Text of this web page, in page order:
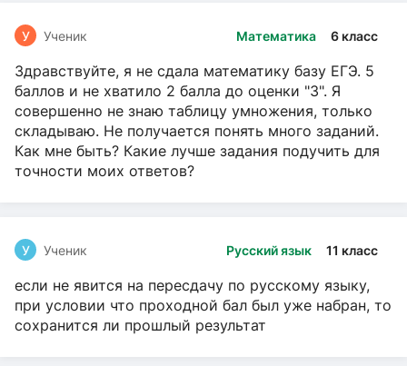
Математика 6 класс
У Ученик
Здравствуйте, я не сдала математику базу ЕГЭ. 5
баллов и не хватило 2 балла до оценки "3". Я
совершенно не знаю таблицу умножения, только
складываю. Не получается понять много заданий.
Как мне быть? Какие лучше задания подучить для
точности моих ответов?
Русский язык 11 класс
У Ученик
если не явится на пересдачу по русскому языку,
при условии что проходной бал был уже набран, то
сохранится ли прошлый результат